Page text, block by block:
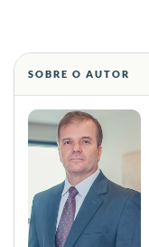
SOBRE O AUTOR